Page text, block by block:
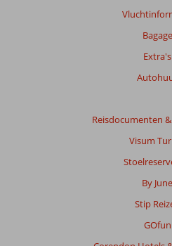
Bagage
Extra's
Reisdocumenten
Visum
By June
Stip
GOfun